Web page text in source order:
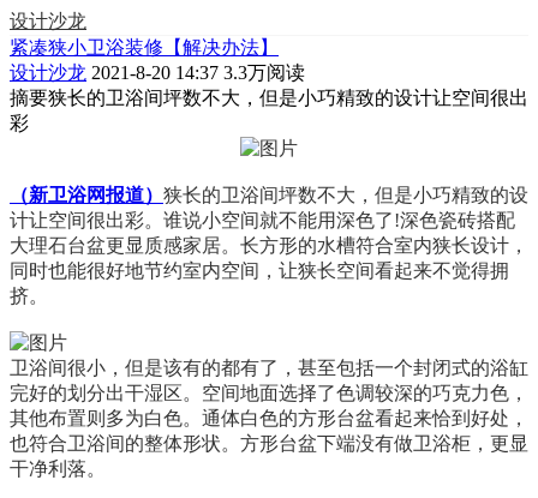
设计沙龙
紧凑狭小卫浴装修【解决办法】
设计沙龙 2021-8-20 14:37 3.3万阅读
摘要狭长的卫浴间坪数不大，但是小巧精致的设计让空间很出
彩
（新卫浴网报道） 狭长的卫浴间坪数不大，但是小巧精致的设
计让空间很出彩。谁说小空间就不能用深色了!深色瓷砖搭配
大理石台盆更显质感家居。长方形的水槽符合室内狭长设计，
同时也能很好地节约室内空间，让狭长空间看起来不觉得拥
挤。
卫浴间很小，但是该有的都有了，甚至包括一个封闭式的浴缸
完好的划分出干湿区。空间地面选择了色调较深的巧克力色，
其他布置则多为白色。通体白色的方形台盆看起来恰到好处，
也符合卫浴间的整体形状。方形台盆下端没有做卫浴柜，更显
干净利落。